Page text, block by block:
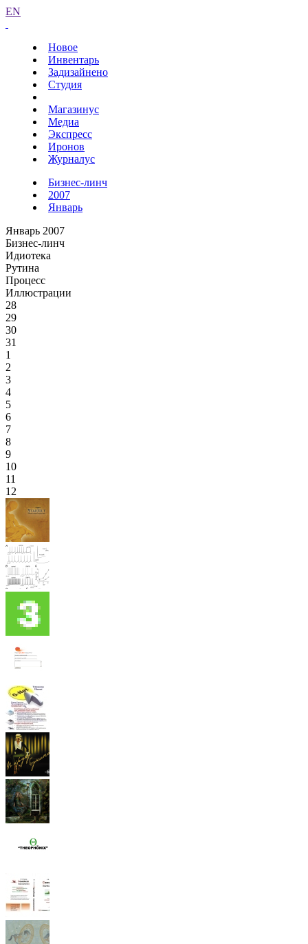
EN
Новое
Инвентарь
Задизайнено
Студия
Магазинус
Медиа
Экспресс
Иронов
Журналус
Бизнес-линч
2007
Январь
Январь 2007
Бизнес-линч
Идиотека
Рутина
Процесс
Иллюстрации
28
29
30
31
1
2
3
4
5
6
7
8
9
10
11
12